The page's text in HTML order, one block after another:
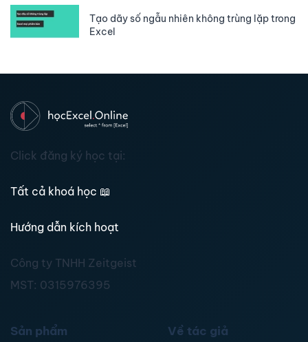
Tạo dãy số ngẫu nhiên không trùng lặp trong
Excel
Click đăng ký học tại:
Tất cả khoá học 📖
Hướng dẫn kích hoạt
Công ty TNHH Zeitgeist
MST: 0315976395
Sản phẩm Về tác giả